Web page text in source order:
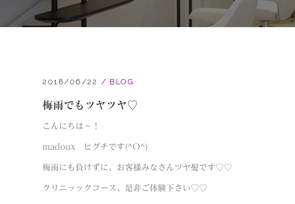
2018/06/22 BLOG
梅雨でもツヤツヤ♡
こんにちは～！
madoux ヒグチです(^O^)
梅雨にも負けずに、お客様みなさんツヤ髪です♡♡
クリニッックコース、是非ご体験下さい♡♡